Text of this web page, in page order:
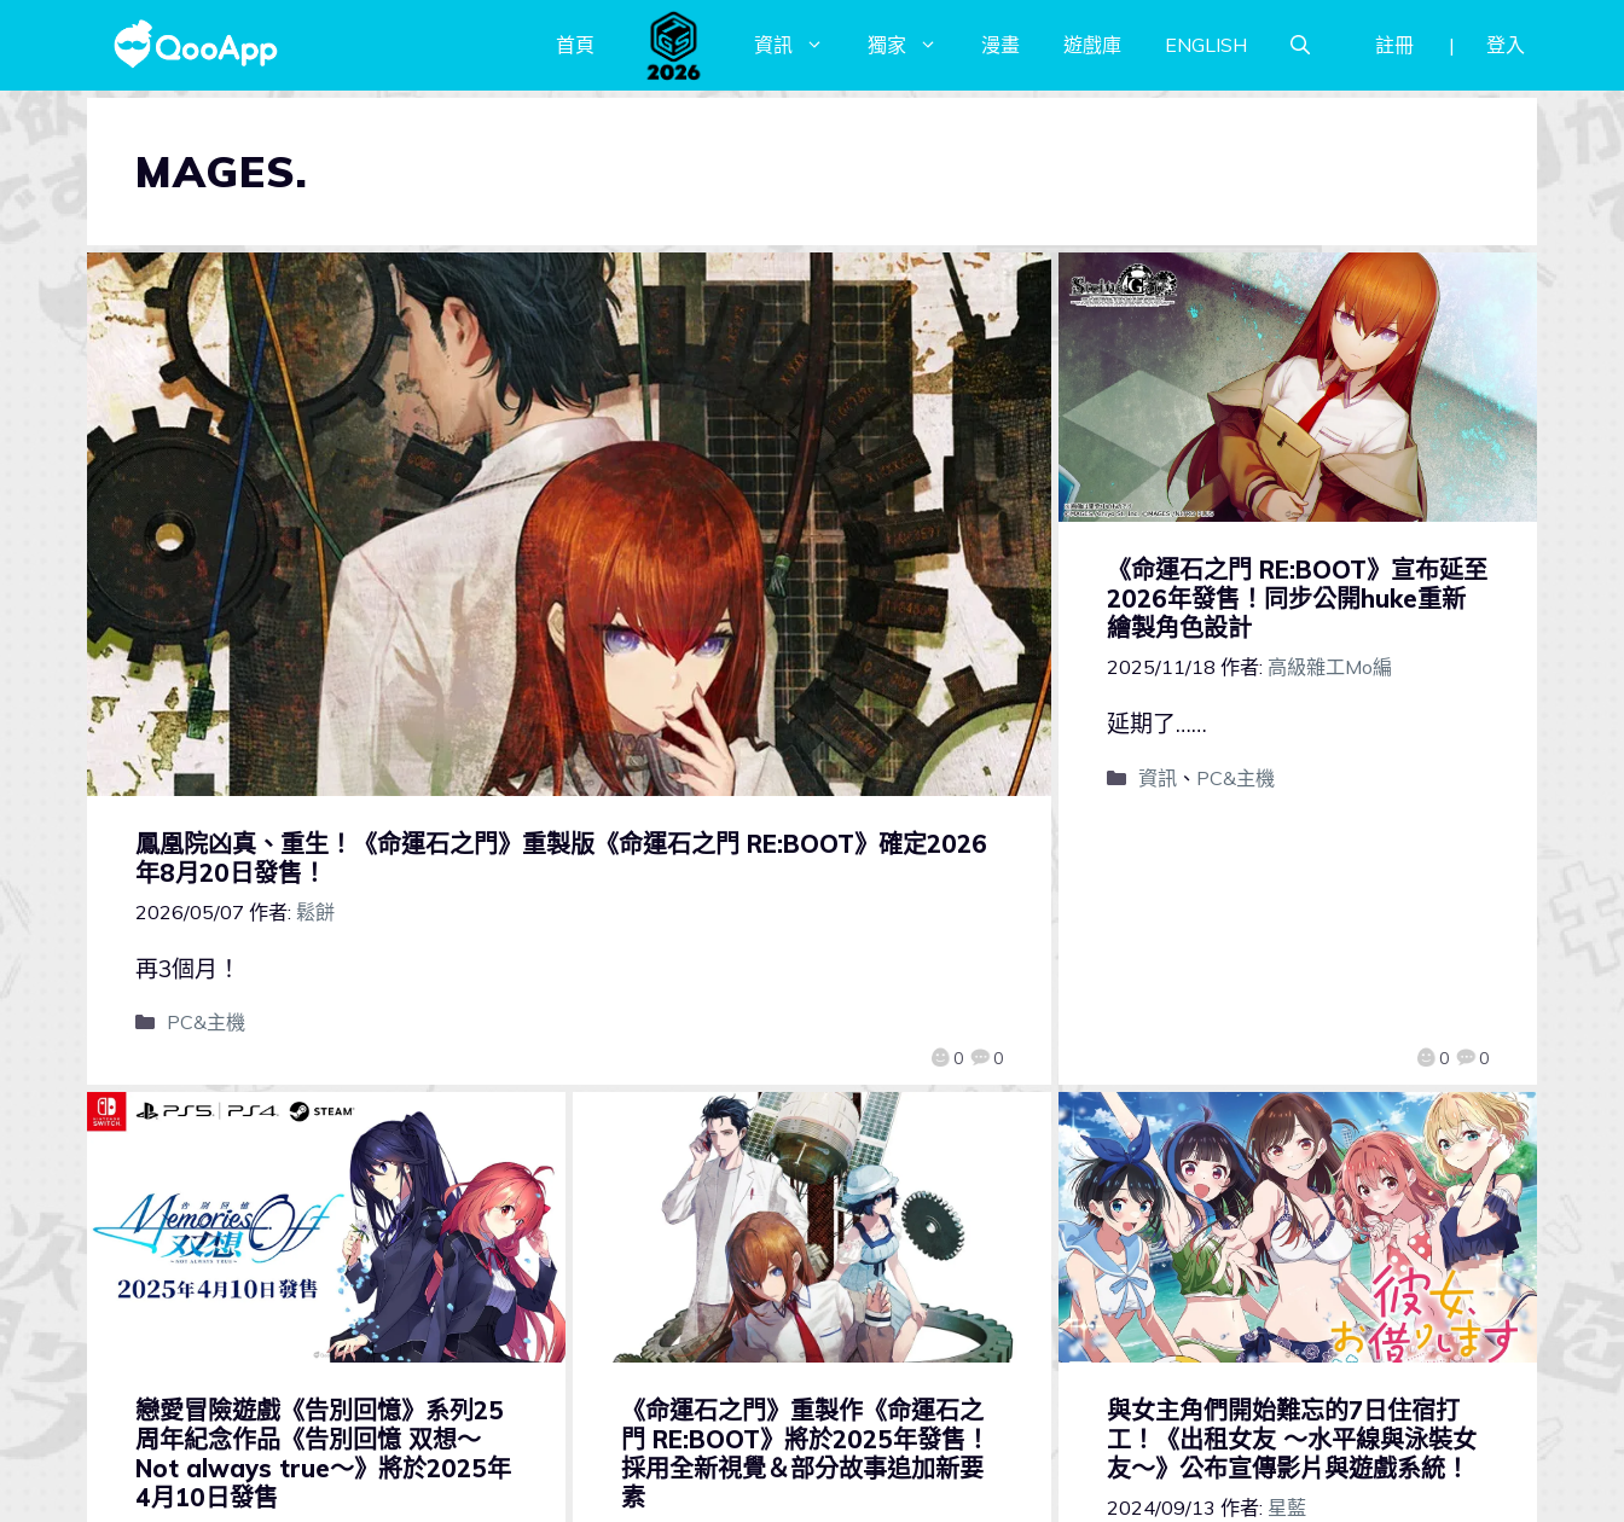
首頁 資訊 獨家 漫畫 遊戲庫 ENGLISH 註冊 登入
MAGES.
鳳凰院凶真、重生！《命運石之門》重製版《命運石之門 RE:BOOT》確定2026
年8月20日發售！
2026/05/07 作者: 鬆餅
0 0
再3個月！
PC&主機
《命運石之門 RE:BOOT》宣布延至
2026年發售！同步公開huke重新
繪製角色設計
2025/11/18 作者: 高級雜工Mo編
0 0
延期了……
資訊、 PC&主機
戀愛冒險遊戲《告別回憶》系列25
周年紀念作品《告別回憶 双想～
Not always true～》將於2025年
4月10日發售
《命運石之門》重製作《命運石之
門 RE:BOOT》將於2025年發售！
採用全新視覺＆部分故事追加新要
素
與女主角們開始難忘的7日住宿打
工！《出租女友 ～水平線與泳裝女
友～》公布宣傳影片與遊戲系統！
2024/09/13 作者: 星藍